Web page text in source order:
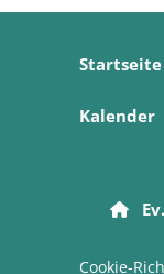
Startseite
Kalender
Ev.
Cookie-